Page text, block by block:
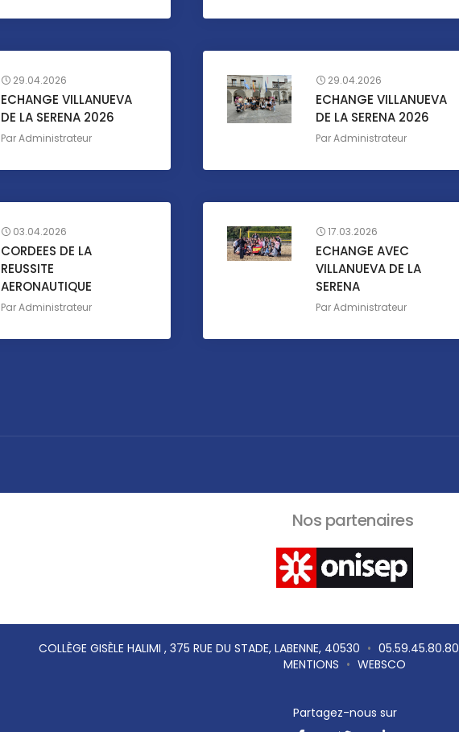
29.04.2026
ECHANGE VILLANUEVA
DE LA SERENA 2026
ParAdministrateur
29.04.2026
ECHANGE VILLANUEVA
DE LA SERENA 2026
ParAdministrateur
03.04.2026
CORDEES DE LA
REUSSITE
AERONAUTIQUE
ParAdministrateur
17.03.2026
ECHANGE AVEC
VILLANUEVA DE LA
SERENA
ParAdministrateur
Nos partenaires
COLLÈGE GISÈLE HALIMI , 375 RUE DU STADE, LABENNE, 40530 • 05.59.45.80.80
MENTIONS • WEBSCO
Partagez-nous sur